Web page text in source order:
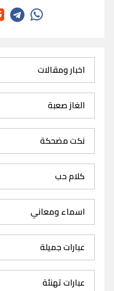
اخبار ومقالات
الغاز صعبة
نكت مضحكة
كلام حب
اسماء ومعاني
عبارات جميلة
عبارات تهنئة